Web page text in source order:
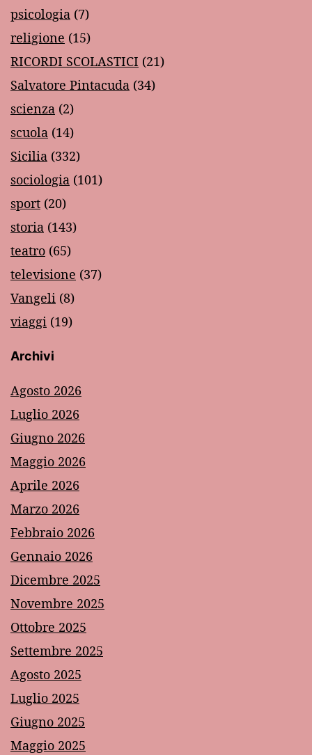
psicologia (7)
religione (15)
RICORDI SCOLASTICI (21)
Salvatore Pintacuda (34)
scienza (2)
scuola (14)
Sicilia (332)
sociologia (101)
sport (20)
storia (143)
teatro (65)
televisione (37)
Vangeli (8)
viaggi (19)
Archivi
Agosto 2026
Luglio 2026
Giugno 2026
Maggio 2026
Aprile 2026
Marzo 2026
Febbraio 2026
Gennaio 2026
Dicembre 2025
Novembre 2025
Ottobre 2025
Settembre 2025
Agosto 2025
Luglio 2025
Giugno 2025
Maggio 2025